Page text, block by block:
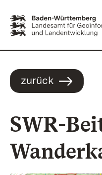
zurück
SWR-